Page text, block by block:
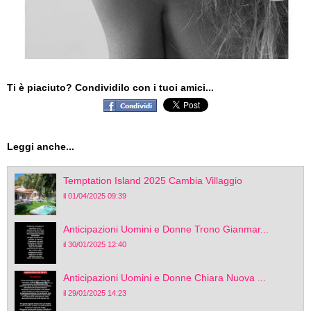
Ti è piaciuto? Condividilo con i tuoi amici...
Leggi anche...
Temptation Island 2025 Cambia Villaggio
il 01/04/2025 09:39
Anticipazioni Uomini e Donne Trono Gianmar...
il 30/01/2025 12:40
Anticipazioni Uomini e Donne Chiara Nuova ...
il 29/01/2025 14:23